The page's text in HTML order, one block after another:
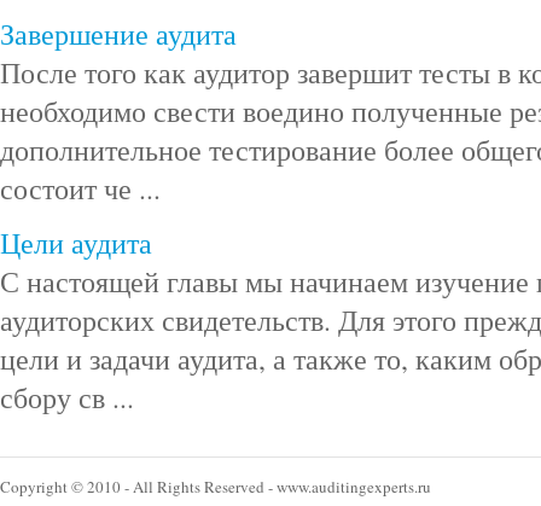
Завершение аудита
После того как аудитор завершит тесты в
необходимо свести воедино полученные
дополнительное тестирование более
состоит че ...
Цели аудита
С настоящей главы мы начинаем изучение
аудиторских свидетельств. Для этого
цели и задачи аудита, а также то, каким
сбору св ...
Copyright © 2010 - All Rights Reserved - www.auditingexperts.ru